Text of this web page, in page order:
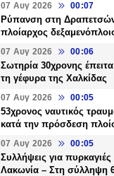
07 Αυγ 2026 00:07
Ρύπανση στη
πλοίαρχος
07 Αυγ 2026 00:06
Σωτηρία 30χρονης
τη γέφυρα της Χαλκίδας
07 Αυγ 2026 00:05
53χρονος ναυτικός
κατά την πρόσδεση
07 Αυγ 2026 00:05
Συλλήψεις για
Λακωνία – Στη σύλληψη